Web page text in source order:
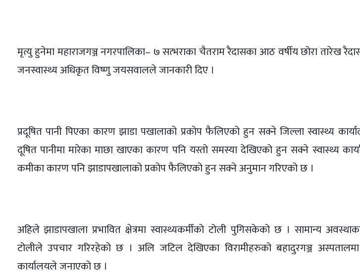
मृत्यु हुनेमा महाराजगञ्ज नगरपालिका– ७ सत्भराका चैतराम रैदासका आठ वर्षीय छोरा तारेख
जनस्वास्थ्य अधिकृत विष्णु जयसवालले जानकारी दिए ।
प्रदूषित पानी पिएका कारण झाडा पखालाको प्रकोप फैलिएको हुन सक्ने जिल्ला स्वास्थ्य
दूषित पानीमा मारेका माछा खाएका कारण पनि यस्तो समस्या देखिएको हुन सक्ने स्वास्थ्य
कमीका कारण पनि झाडापखालाको प्रकोप फैलिएको हुन सक्ने अनुमान गरिएको छ ।
अहिले झाडापखाला प्रभावित क्षेत्रमा स्वास्थ्यकर्मीको टोली पुगिसकेको छ । सामान्य
टोलीले उपचार गरिरहेको छ । अलि जटिल देखिएका विरामीहरुको बहादुरगञ्ज
कार्यालयले जनाएको छ ।